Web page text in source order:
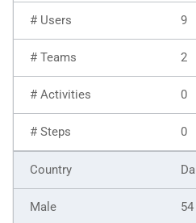
9
2
0
0
54